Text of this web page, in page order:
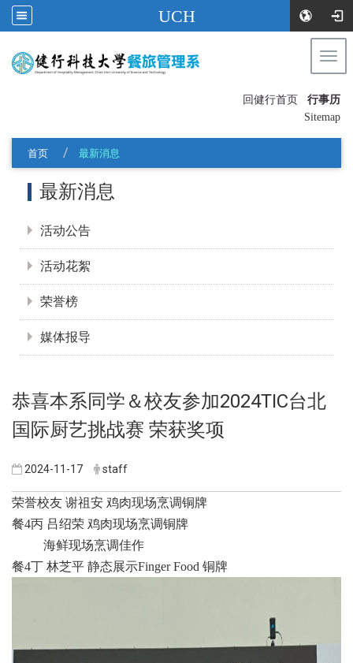
UCH
回健行首页
行事历
Sitemap
首页 最新消息
最新消息
活动公告
活动花絮
荣誉榜
媒体报导
恭喜本系同学＆校友参加2024TIC台北
国际厨艺挑战赛 荣获奖项
2024-11-17 staff
荣誉校友 谢祖安 鸡肉现场烹调铜牌
餐4丙 吕绍荣 鸡肉现场烹调铜牌
海鲜现场烹调佳作
餐4丁 林芝平 静态展示Finger Food 铜牌